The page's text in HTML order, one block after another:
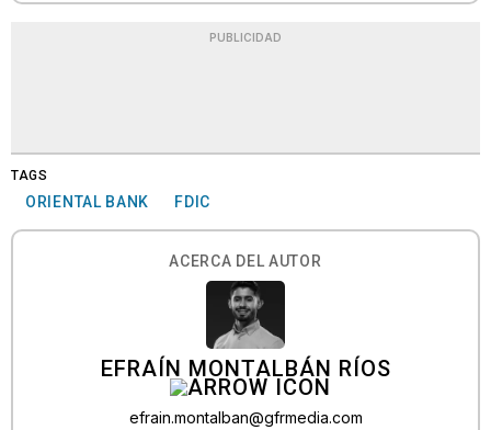
PUBLICIDAD
TAGS
ORIENTAL BANK FDIC
ACERCA DEL AUTOR
EFRAÍN MONTALBÁN RÍOS
efrain.montalban@gfrmedia.com